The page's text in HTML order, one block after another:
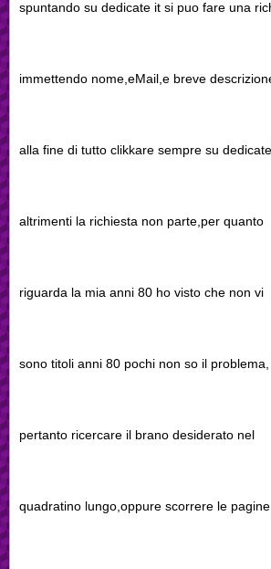
spuntando su dedicate it si puo fare una
immettendo nome,eMail,e breve
alla fine di tutto clikkare sempre su
altrimenti la richiesta non parte,per quanto
riguarda la mia anni 80 ho visto che non vi
sono titoli anni 80 pochi non so il problema,
pertanto ricercare il brano desiderato nel
quadratino lungo,oppure scorrere le pagine,